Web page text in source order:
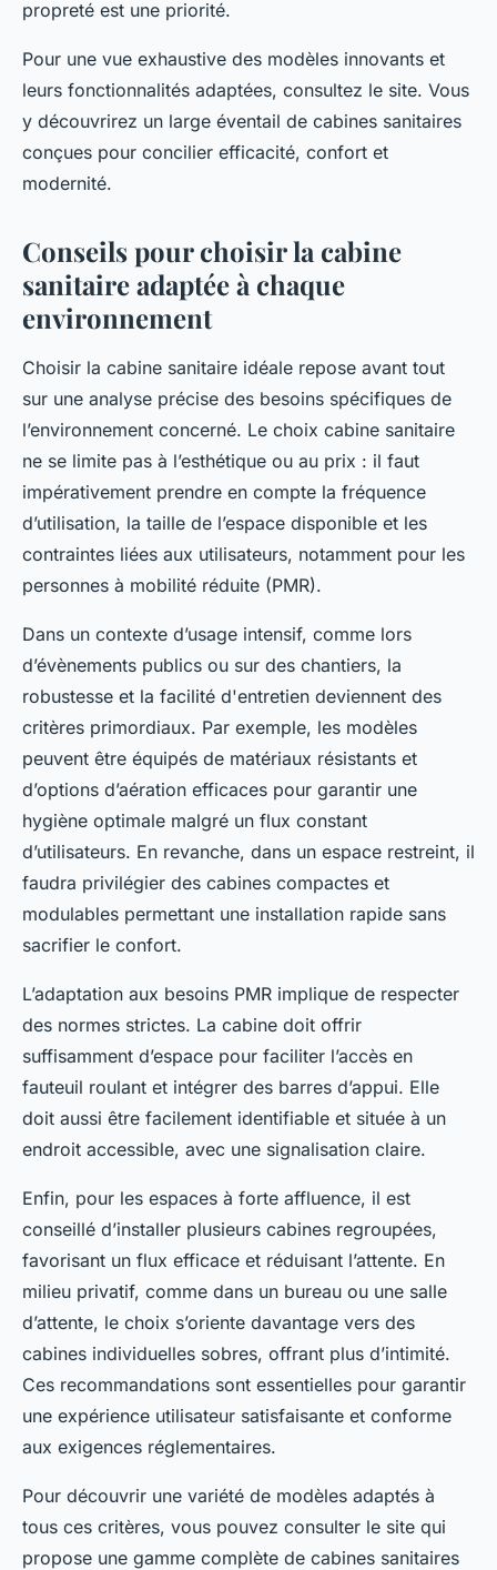
propreté est une priorité.
Pour une vue exhaustive des modèles innovants et
leurs fonctionnalités adaptées, consultez le site. Vous
y découvrirez un large éventail de cabines sanitaires
conçues pour concilier efficacité, confort et
modernité.
Conseils pour choisir la cabine
sanitaire adaptée à chaque
environnement
Choisir la cabine sanitaire idéale repose avant tout
sur une analyse précise des besoins spécifiques de
l’environnement concerné. Le choix cabine sanitaire
ne se limite pas à l’esthétique ou au prix : il faut
impérativement prendre en compte la fréquence
d’utilisation, la taille de l’espace disponible et les
contraintes liées aux utilisateurs, notamment pour les
personnes à mobilité réduite (PMR).
Dans un contexte d’usage intensif, comme lors
d’évènements publics ou sur des chantiers, la
robustesse et la facilité d'entretien deviennent des
critères primordiaux. Par exemple, les modèles
peuvent être équipés de matériaux résistants et
d’options d’aération efficaces pour garantir une
hygiène optimale malgré un flux constant
d’utilisateurs. En revanche, dans un espace restreint, il
faudra privilégier des cabines compactes et
modulables permettant une installation rapide sans
sacrifier le confort.
L’adaptation aux besoins PMR implique de respecter
des normes strictes. La cabine doit offrir
suffisamment d’espace pour faciliter l’accès en
fauteuil roulant et intégrer des barres d’appui. Elle
doit aussi être facilement identifiable et située à un
endroit accessible, avec une signalisation claire.
Enfin, pour les espaces à forte affluence, il est
conseillé d’installer plusieurs cabines regroupées,
favorisant un flux efficace et réduisant l’attente. En
milieu privatif, comme dans un bureau ou une salle
d’attente, le choix s’oriente davantage vers des
cabines individuelles sobres, offrant plus d’intimité.
Ces recommandations sont essentielles pour garantir
une expérience utilisateur satisfaisante et conforme
aux exigences réglementaires.
Pour découvrir une variété de modèles adaptés à
tous ces critères, vous pouvez consulter le site qui
propose une gamme complète de cabines sanitaires